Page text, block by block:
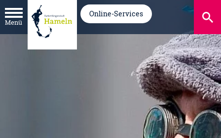
Menü
Online-Services